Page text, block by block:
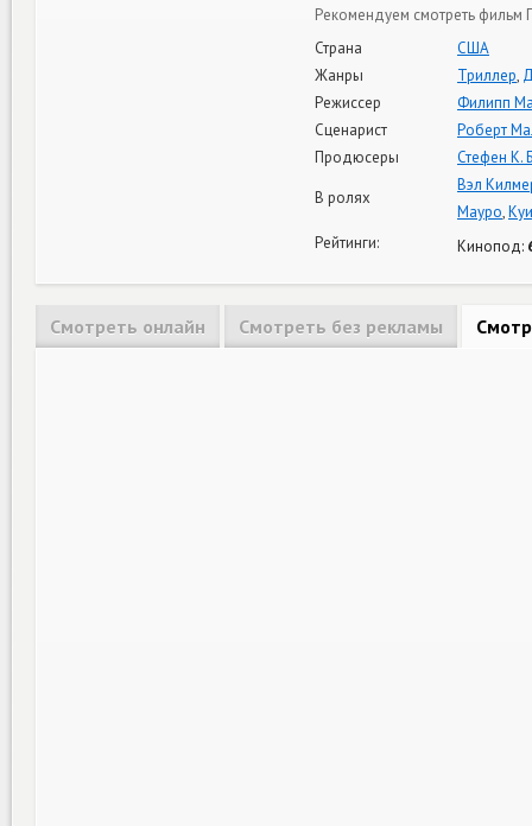
Рекомендуем смотреть фильм
Страна
США
Жанры
Триллер,
Режиссер
Филипп
Сценарист
Роберт
Продюсеры
Стефен К.
В ролях
Вэл
Мауро,
Рейтинги:
Кинопод:
Смотреть онлайн Смотреть без рекламы